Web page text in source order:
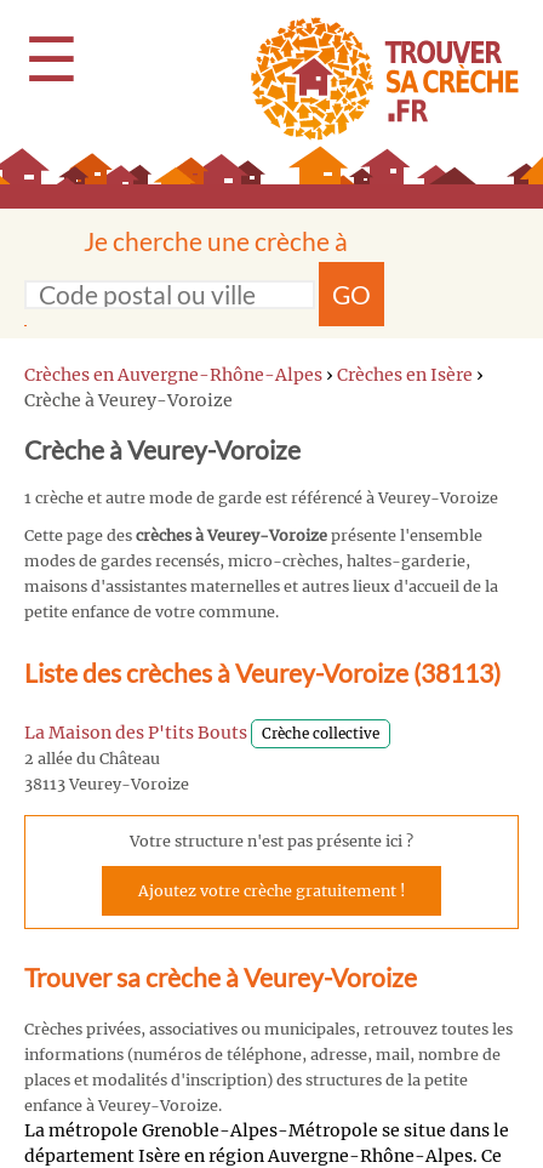
☰
Je cherche une crèche à
GO
Crèches en Auvergne-Rhône-Alpes › Crèches en Isère ›
Crèche à Veurey-Voroize
Crèche à Veurey-Voroize
1 crèche et autre mode de garde est référencé à Veurey-Voroize
Cette page des crèches à Veurey-Voroize présente l'ensemble
modes de gardes recensés, micro-crèches, haltes-garderie,
maisons d'assistantes maternelles et autres lieux d'accueil de la
petite enfance de votre commune.
Liste des crèches à Veurey-Voroize (38113)
La Maison des P'tits Bouts Crèche collective
2 allée du Château
38113 Veurey-Voroize
Votre structure n'est pas présente ici ?
Ajoutez votre crèche gratuitement !
Trouver sa crèche à Veurey-Voroize
Crèches privées, associatives ou municipales, retrouvez toutes les
informations (numéros de téléphone, adresse, mail, nombre de
places et modalités d'inscription) des structures de la petite
enfance à Veurey-Voroize.
La métropole Grenoble-Alpes-Métropole se situe dans le
département Isère en région Auvergne-Rhône-Alpes. Ce